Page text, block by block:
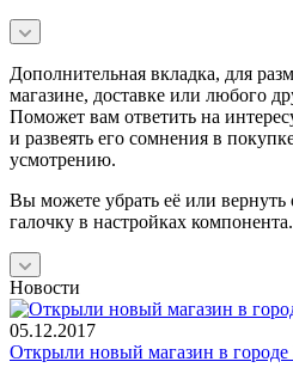
Дополнительная вкладка, для
магазине, доставке или любого
Поможет вам ответить на
и развеять его сомнения в
усмотрению.
Вы можете убрать её или
галочку в настройках
Новости
05.12.2017
Открыли новый магазин в